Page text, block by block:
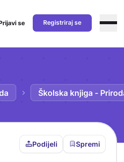
se Registriraj se
Školska knjiga -
Podijeli Spremi